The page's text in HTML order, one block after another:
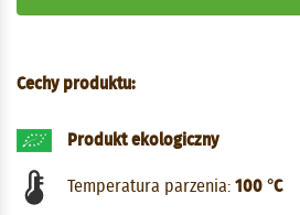
Cechy produktu:
Produkt ekologiczny
Temperatura parzenia: 100 °C